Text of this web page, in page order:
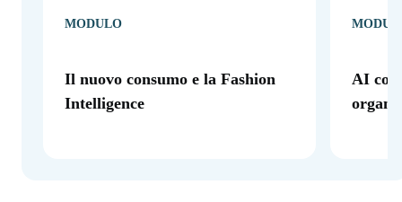
MODULO
Il nuovo consumo e la Fashion
Intelligence
AI